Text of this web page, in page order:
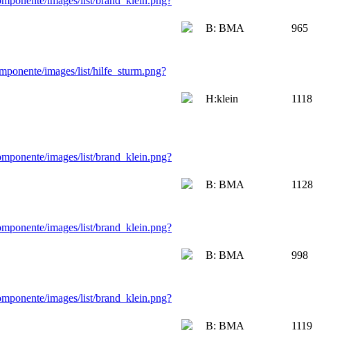
B: BMA 965
H:klein 1118
B: BMA 1128
B: BMA 998
B: BMA 1119